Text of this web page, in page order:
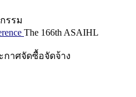
รรม
The 166th ASAIHL
กาศจัดซื้อจัดจ้าง